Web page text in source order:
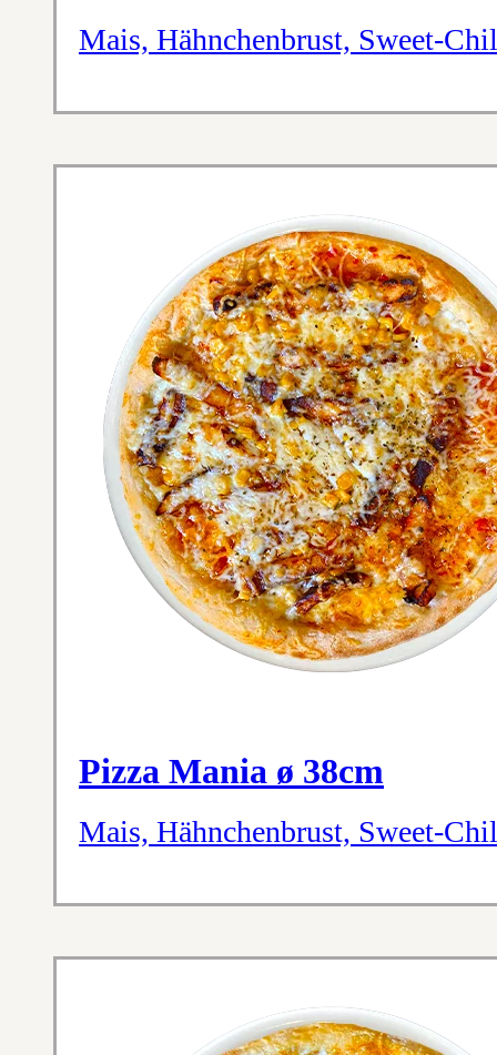
Mais, Hähnchenbrust, Sweet-
Pizza Mania ø 38cm
Mais, Hähnchenbrust, Sweet-